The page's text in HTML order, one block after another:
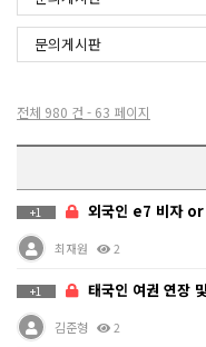
문의게시판
전체 980 건 - 63 페이지
+1 외국인 e7 비자 or 주재
최재원 2
+1 태국인 여권 연장 및
김준형 2